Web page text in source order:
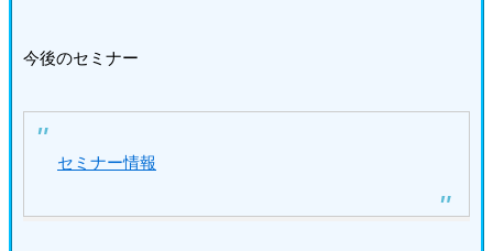
今後のセミナー
セミナー情報